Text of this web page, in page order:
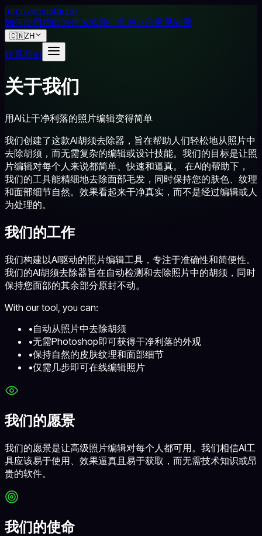
removemustache
如何使用功能为何选择我们客户评价常见问题
🇨🇳ZH
联系我们
关于我们
用AI让干净利落的照片编辑变得简单
我们创建了这款AI胡须去除器，旨在帮助人们轻松地从照片中
去除胡须，而无需复杂的编辑或设计技能。我们的目标是让照
片编辑对每个人来说都简单、快速和逼真。 在AI的帮助下，
我们的工具能精细地去除面部毛发，同时保持您的肤色、纹理
和面部细节自然。效果看起来干净真实，而不是经过编辑或人
为处理的。
我们的工作
我们构建以AI驱动的照片编辑工具，专注于准确性和简便性。
我们的AI胡须去除器旨在自动检测和去除照片中的胡须，同时
保持您面部的其余部分原封不动。
With our tool, you can:
•自动从照片中去除胡须
•无需Photoshop即可获得干净利落的外观
•保持自然的皮肤纹理和面部细节
•仅需几步即可在线编辑照片
我们的愿景
我们的愿景是让高级照片编辑对每个人都可用。我们相信AI工
具应该易于使用、效果逼真且易于获取，而无需技术知识或昂
贵的软件。
我们的使命